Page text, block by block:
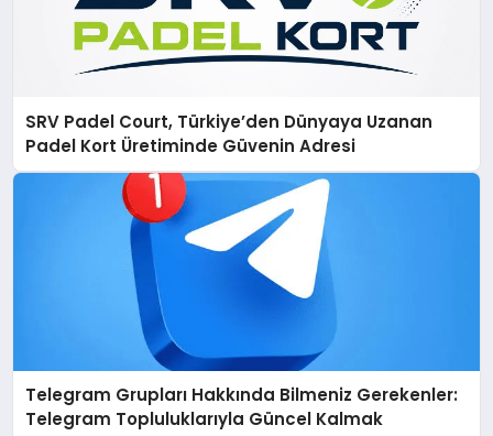
SRV Padel Court, Türkiye’den Dünyaya Uzanan
Padel Kort Üretiminde Güvenin Adresi
Telegram Grupları Hakkında Bilmeniz Gerekenler:
Telegram Topluluklarıyla Güncel Kalmak